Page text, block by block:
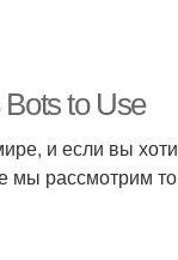
to Use
и если вы
мы рассмотрим